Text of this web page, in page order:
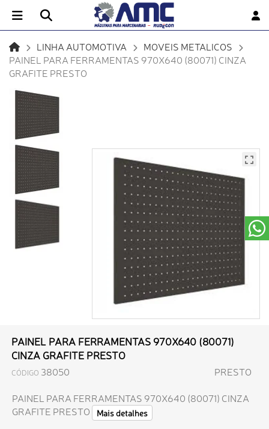
LINHA AUTOMOTIVA
MOVEIS METALICOS
PAINEL PARA FERRAMENTAS 970X640 (80071) CINZA
GRAFITE PRESTO
PAINEL PARA FERRAMENTAS 970X640 (80071)
CINZA GRAFITE PRESTO
CÓDIGO 38050
PRESTO
PAINEL PARA FERRAMENTAS 970X640 (80071) CINZA
GRAFITE PRESTO
Mais detalhes